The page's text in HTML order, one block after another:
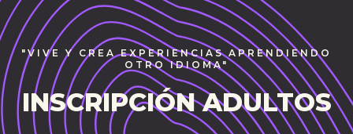
"VIVE Y CREA EXPERIENCIAS APRENDIENDO
OTRO IDIOMA"
INSCRIPCIÓN ADULTOS